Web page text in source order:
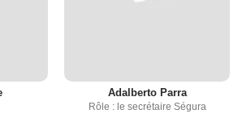
Adalberto Parra
Rôle : le secrétaire Ségura